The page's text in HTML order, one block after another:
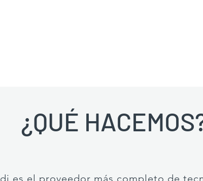
¿QUÉ
es el proveedor más completo de